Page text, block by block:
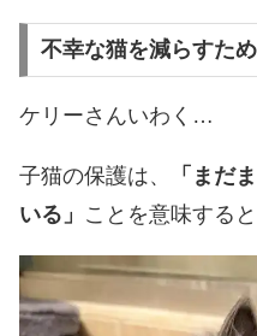
不幸な猫を減らすた
ケリーさんいわく…
子猫の保護は、
「まだ
いる」 ことを意味すると